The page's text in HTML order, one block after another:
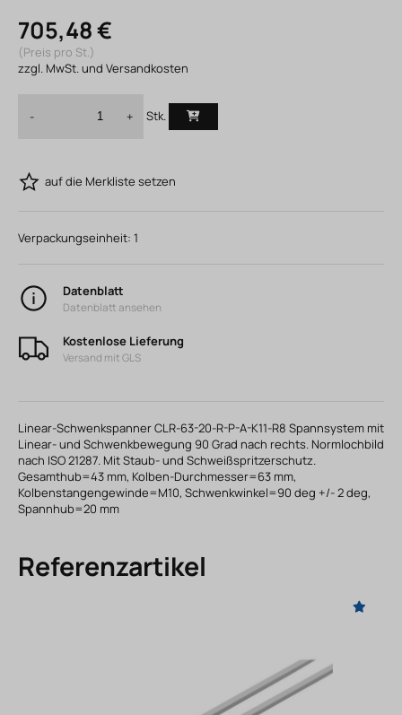
705,48 €
(Preis pro St.)
zzgl. MwSt. und Versandkosten
- + Stk.
auf die Merkliste setzen
Verpackungseinheit: 1
Datenblatt
Datenblatt ansehen
Kostenlose Lieferung
Versand mit GLS
Linear-Schwenkspanner CLR-63-20-R-P-A-K11-R8 Spannsystem mit
Linear- und Schwenkbewegung 90 Grad nach rechts. Normlochbild
nach ISO 21287. Mit Staub- und Schweißspritzerschutz.
Gesamthub=43 mm, Kolben-Durchmesser=63 mm,
Kolbenstangengewinde=M10, Schwenkwinkel=90 deg +/- 2 deg,
Spannhub=20 mm
Referenzartikel